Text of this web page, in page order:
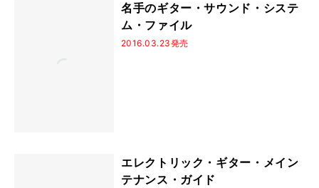
名手のギター・サウンド・システ
ム・ファイル
2016.03.23発売
エレクトリック・ギター・メイン
テナンス・ガイド